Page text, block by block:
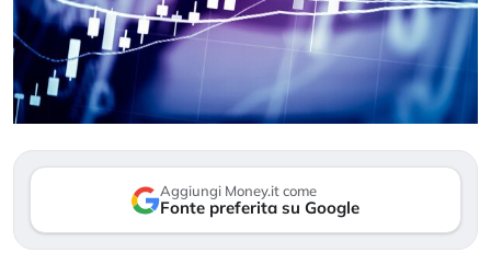
Aggiungi Money.it come
Fonte preferita su Google